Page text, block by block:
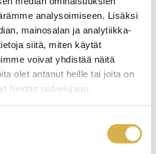
analysoimiseen. Lisäksi
mainosalan ja analytiikka-
siitä, miten käytät
voivat yhdistää näitä
olet antanut heille tai joita on
heidän palvelujaan.
Norjassa